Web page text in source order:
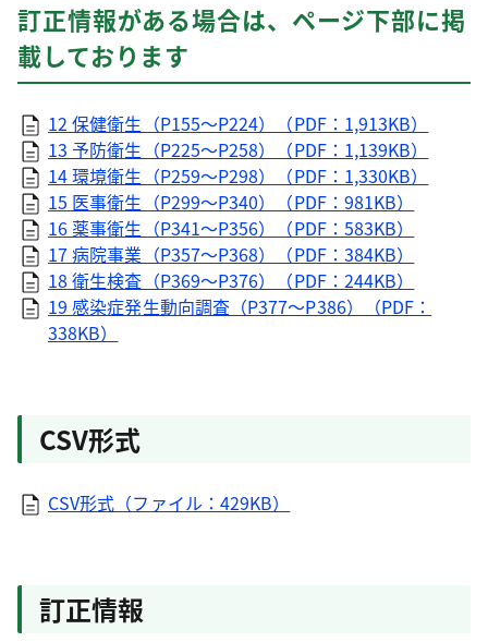
訂正情報がある場合は、ページ下部に掲
載しております
12 保健衛生（P155～P224）（PDF：1,913KB）
13 予防衛生（P225～P258）（PDF：1,139KB）
14 環境衛生（P259～P298）（PDF：1,330KB）
15 医事衛生（P299～P340）（PDF：981KB）
16 薬事衛生（P341～P356）（PDF：583KB）
17 病院事業（P357～P368）（PDF：384KB）
18 衛生検査（P369～P376）（PDF：244KB）
19 感染症発生動向調査（P377～P386）（PDF：
338KB）
CSV形式
CSV形式（ファイル：429KB）
訂正情報